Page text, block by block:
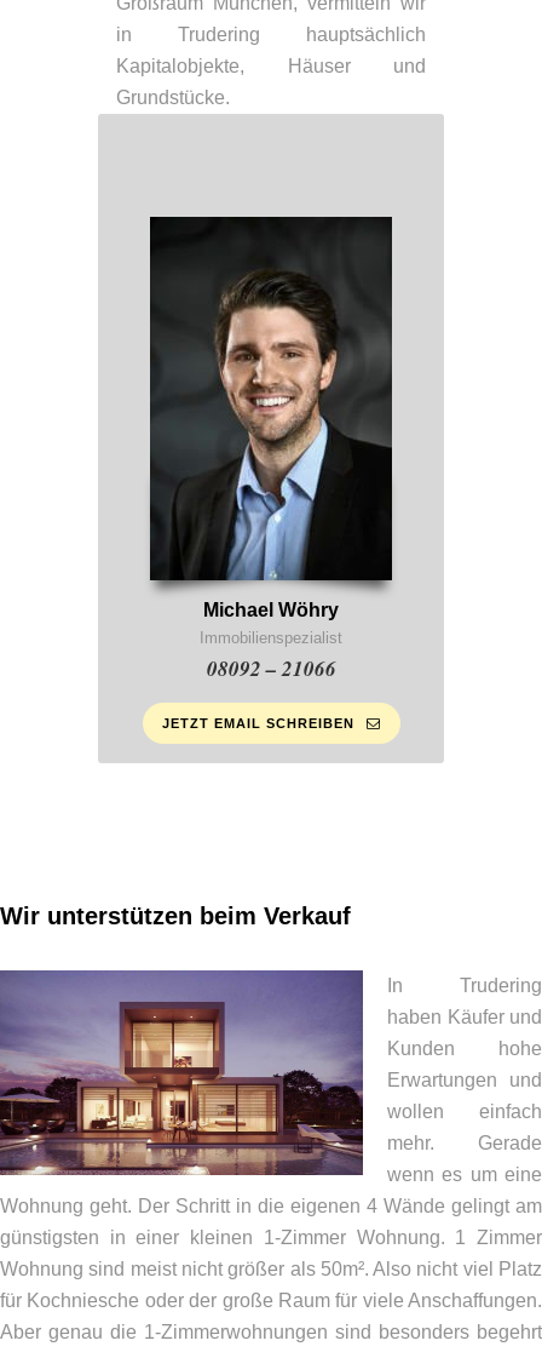
in Trudering hauptsächlich
Kapitalobjekte, Häuser und
Grundstücke.
Michael Wöhry
Immobilienspezialist
08092 – 21066
JETZT EMAIL SCHREIBEN
Wir unterstützen beim Verkauf
In Trudering
haben Käufer und
Kunden hohe
Erwartungen und
wollen einfach
mehr. Gerade
wenn es um eine
Wohnung geht. Der Schritt in die eigenen 4 Wände gelingt am
günstigsten in einer kleinen 1-Zimmer Wohnung. 1 Zimmer
Wohnung sind meist nicht größer als 50m². Also nicht viel Platz
für Kochniesche oder der große Raum für viele Anschaffungen.
Aber genau die 1-Zimmerwohnungen sind besonders begehrt